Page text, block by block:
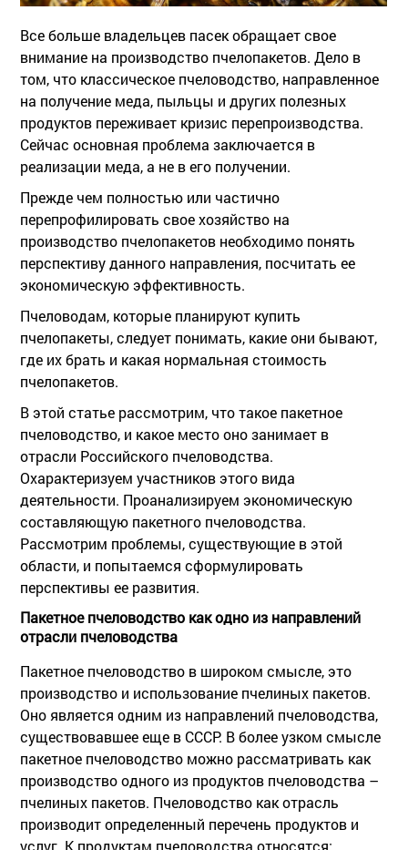
Все больше владельцев пасек обращает свое
внимание на производство пчелопакетов. Дело в
том, что классическое пчеловодство, направленное
на получение меда, пыльцы и других полезных
продуктов переживает кризис перепроизводства.
Сейчас основная проблема заключается в
реализации меда, а не в его получении.
Прежде чем полностью или частично
перепрофилировать свое хозяйство на
производство пчелопакетов необходимо понять
перспективу данного направления, посчитать ее
экономическую эффективность.
Пчеловодам, которые планируют купить
пчелопакеты, следует понимать, какие они бывают,
где их брать и какая нормальная стоимость
пчелопакетов.
В этой статье рассмотрим, что такое пакетное
пчеловодство, и какое место оно занимает в
отрасли Российского пчеловодства.
Охарактеризуем участников этого вида
деятельности. Проанализируем экономическую
составляющую пакетного пчеловодства.
Рассмотрим проблемы, существующие в этой
области, и попытаемся сформулировать
перспективы ее развития.
Пакетное пчеловодство как одно из направлений
отрасли пчеловодства
Пакетное пчеловодство в широком смысле, это
производство и использование пчелиных пакетов.
Оно является одним из направлений пчеловодства,
существовавшее еще в СССР. В более узком смысле
пакетное пчеловодство можно рассматривать как
производство одного из продуктов пчеловодства –
пчелиных пакетов. Пчеловодство как отрасль
производит определенный перечень продуктов и
услуг. К продуктам пчеловодства относятся: